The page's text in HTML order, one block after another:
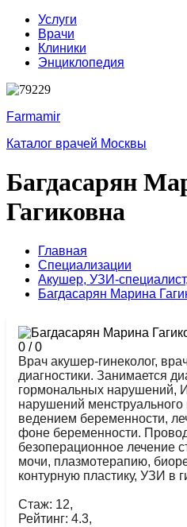
Услуги
Врачи
Клиники
Энциклопедия
Farmamir
Каталог врачей Москвы
Багдасарян
Гагиковна
Главная
Специализации
Акушер, УЗИ-специалист,
Багдасарян Марина
0 /0
Врач акушер-гинеколог,
диагностики. Занимается
гормональных нарушений,
нарушений
ведением беременности,
фоне беременности.
безоперационное лечение
мочи, плазмотерапию,
контурную пластику, УЗИ в
Стаж: 12,
Рейтинг: 4.3,